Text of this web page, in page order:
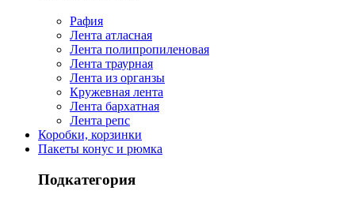
Рафия
Лента атласная
Лента полипропиленовая
Лента траурная
Лента из органзы
Кружевная лента
Лента бархатная
Лента репс
Коробки, корзинки
Пакеты конус и рюмка
Подкатегория